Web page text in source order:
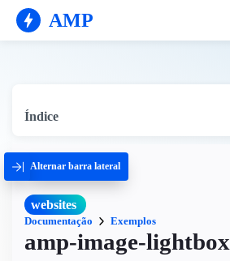
AMP
Índice
Alternar barra lateral
websites
Documentação Exemplos
amp-image-lightbox